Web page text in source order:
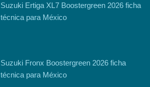
Suzuki Ertiga XL7 Boostergreen 2026 ficha
técnica para México
Suzuki Fronx Boostergreen 2026 ficha
técnica para México